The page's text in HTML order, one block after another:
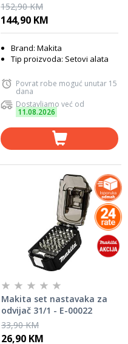
152,90 KM
144,90 KM
Brand: Makita
Tip proizvoda: Setovi alata
Povrat robe moguć unutar 15
dana
Dostavljamo već od
11.08.2026
Makita set nastavaka za
odvijač 31/1 - E-00022
33,90 KM
26,90 KM